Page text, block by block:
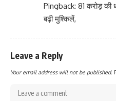
Pingback: 81 करोड़ की
बढ़ी मुश्किलें,
Leave a Reply
Your email address will not be published.